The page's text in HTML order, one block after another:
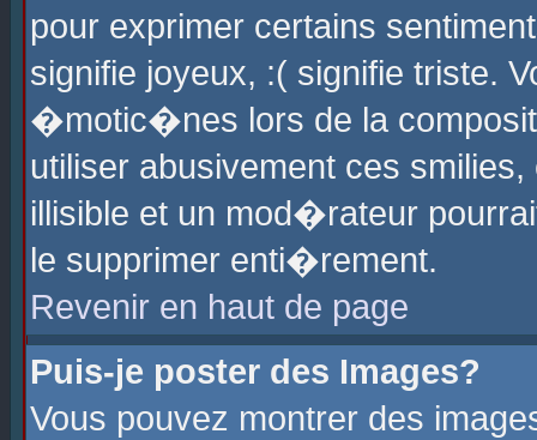
pour exprimer certains
signifie joyeux, :( signifie triste.
�motic�nes lors de la
utiliser abusivement ces
illisible et un mod�rateur
le supprimer enti�rement.
Revenir en haut de page
Puis-je poster des Images?
Vous pouvez montrer des